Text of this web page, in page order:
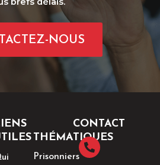
NOUS
THÉMATIQUES
Prisonniers
CONTACT